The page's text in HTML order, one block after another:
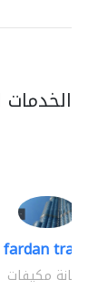
trading..
صيانة مكيفات